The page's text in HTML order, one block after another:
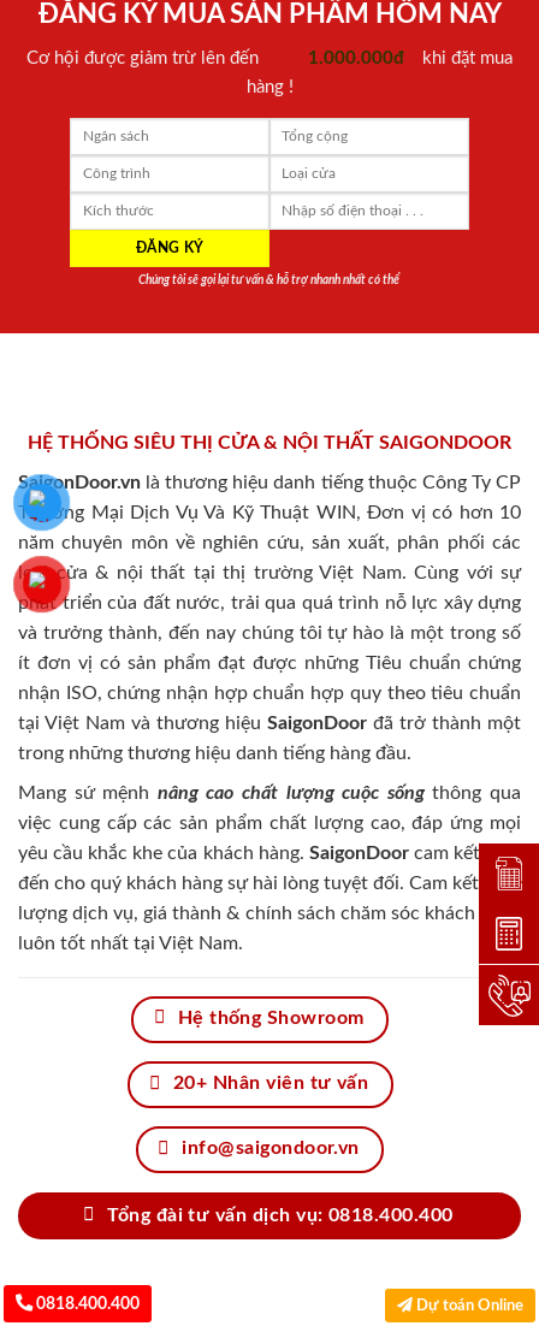
ĐĂNG KÝ MUA SẢN PHẨM HÔM NAY
Cơ hội được giảm trừ lên đến 1.000.000đ
khi đặt mua
hàng !
Chúng tôi sẽ gọi lại tư vấn & hỗ trợ nhanh nhất có thể
HỆ THỐNG SIÊU THỊ CỬA & NỘI THẤT SAIGONDOOR
SaigonDoor.vn là thương hiệu danh tiếng thuộc Công Ty CP
Thương Mại Dịch Vụ Và Kỹ Thuật WIN, Đơn vị có hơn 10
năm chuyên môn về nghiên cứu, sản xuất, phân phối các
loại cửa & nội thất tại thị trường Việt Nam. Cùng với sự
phát triển của đất nước, trải qua quá trình nỗ lực xây dựng
và trưởng thành, đến nay chúng tôi tự hào là một trong số
ít đơn vị có sản phẩm đạt được những Tiêu chuẩn chứng
nhận ISO, chứng nhận hợp chuẩn hợp quy theo tiêu chuẩn
tại Việt Nam và thương hiệu SaigonDoor đã trở thành một
trong những thương hiệu danh tiếng hàng đầu.
Mang sứ mệnh nâng cao chất lượng cuộc sốngthông qua
việc cung cấp các sản phẩm chất lượng cao, đáp ứng mọi
yêu cầu khắc khe của khách hàng. SaigonDoorcam kết đem
đến cho quý khách hàng sự hài lòng tuyệt đối. Cam kết chất
lượng dịch vụ, giá thành & chính sách chăm sóc khách hàng
luôn tốt nhất tại Việt Nam.
Hệ thống Showroom
20+ Nhân viên tư vấn
info@saigondoor.vn
Tổng đài tư vấn dịch vụ: 0818.400.400
0818.400.400 Dự toán Online
Đặt
Dự